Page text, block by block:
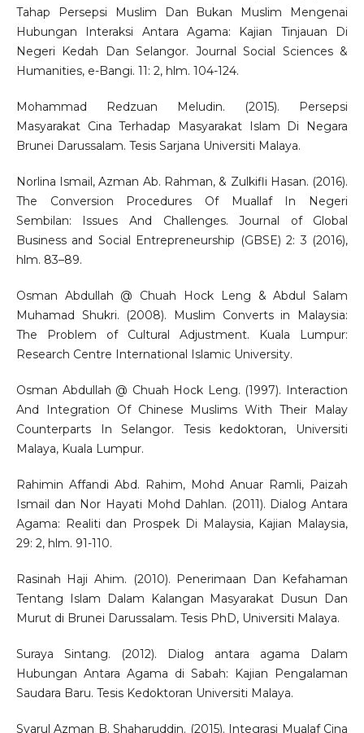
Tahap Persepsi Muslim Dan Bukan Muslim Mengenai
Hubungan Interaksi Antara Agama: Kajian Tinjauan Di
Negeri Kedah Dan Selangor. Journal Social Sciences &
Humanities, e-Bangi. 11: 2, hlm. 104-124.
Mohammad Redzuan Meludin. (2015). Persepsi
Masyarakat Cina Terhadap Masyarakat Islam Di Negara
Brunei Darussalam. Tesis Sarjana Universiti Malaya.
Norlina Ismail, Azman Ab. Rahman, & Zulkifli Hasan. (2016).
The Conversion Procedures Of Muallaf In Negeri
Sembilan: Issues And Challenges. Journal of Global
Business and Social Entrepreneurship (GBSE) 2: 3 (2016),
hlm. 83–89.
Osman Abdullah @ Chuah Hock Leng & Abdul Salam
Muhamad Shukri. (2008). Muslim Converts in Malaysia:
The Problem of Cultural Adjustment. Kuala Lumpur:
Research Centre International Islamic University.
Osman Abdullah @ Chuah Hock Leng. (1997). Interaction
And Integration Of Chinese Muslims With Their Malay
Counterparts In Selangor. Tesis kedoktoran, Universiti
Malaya, Kuala Lumpur.
Rahimin Affandi Abd. Rahim, Mohd Anuar Ramli, Paizah
Ismail dan Nor Hayati Mohd Dahlan. (2011). Dialog Antara
Agama: Realiti dan Prospek Di Malaysia, Kajian Malaysia,
29: 2, hlm. 91-110.
Rasinah Haji Ahim. (2010). Penerimaan Dan Kefahaman
Tentang Islam Dalam Kalangan Masyarakat Dusun Dan
Murut di Brunei Darussalam. Tesis PhD, Universiti Malaya.
Suraya Sintang. (2012). Dialog antara agama Dalam
Hubungan Antara Agama di Sabah: Kajian Pengalaman
Saudara Baru. Tesis Kedoktoran Universiti Malaya.
Syarul Azman B. Shaharuddin. (2015). Integrasi Mualaf Cina